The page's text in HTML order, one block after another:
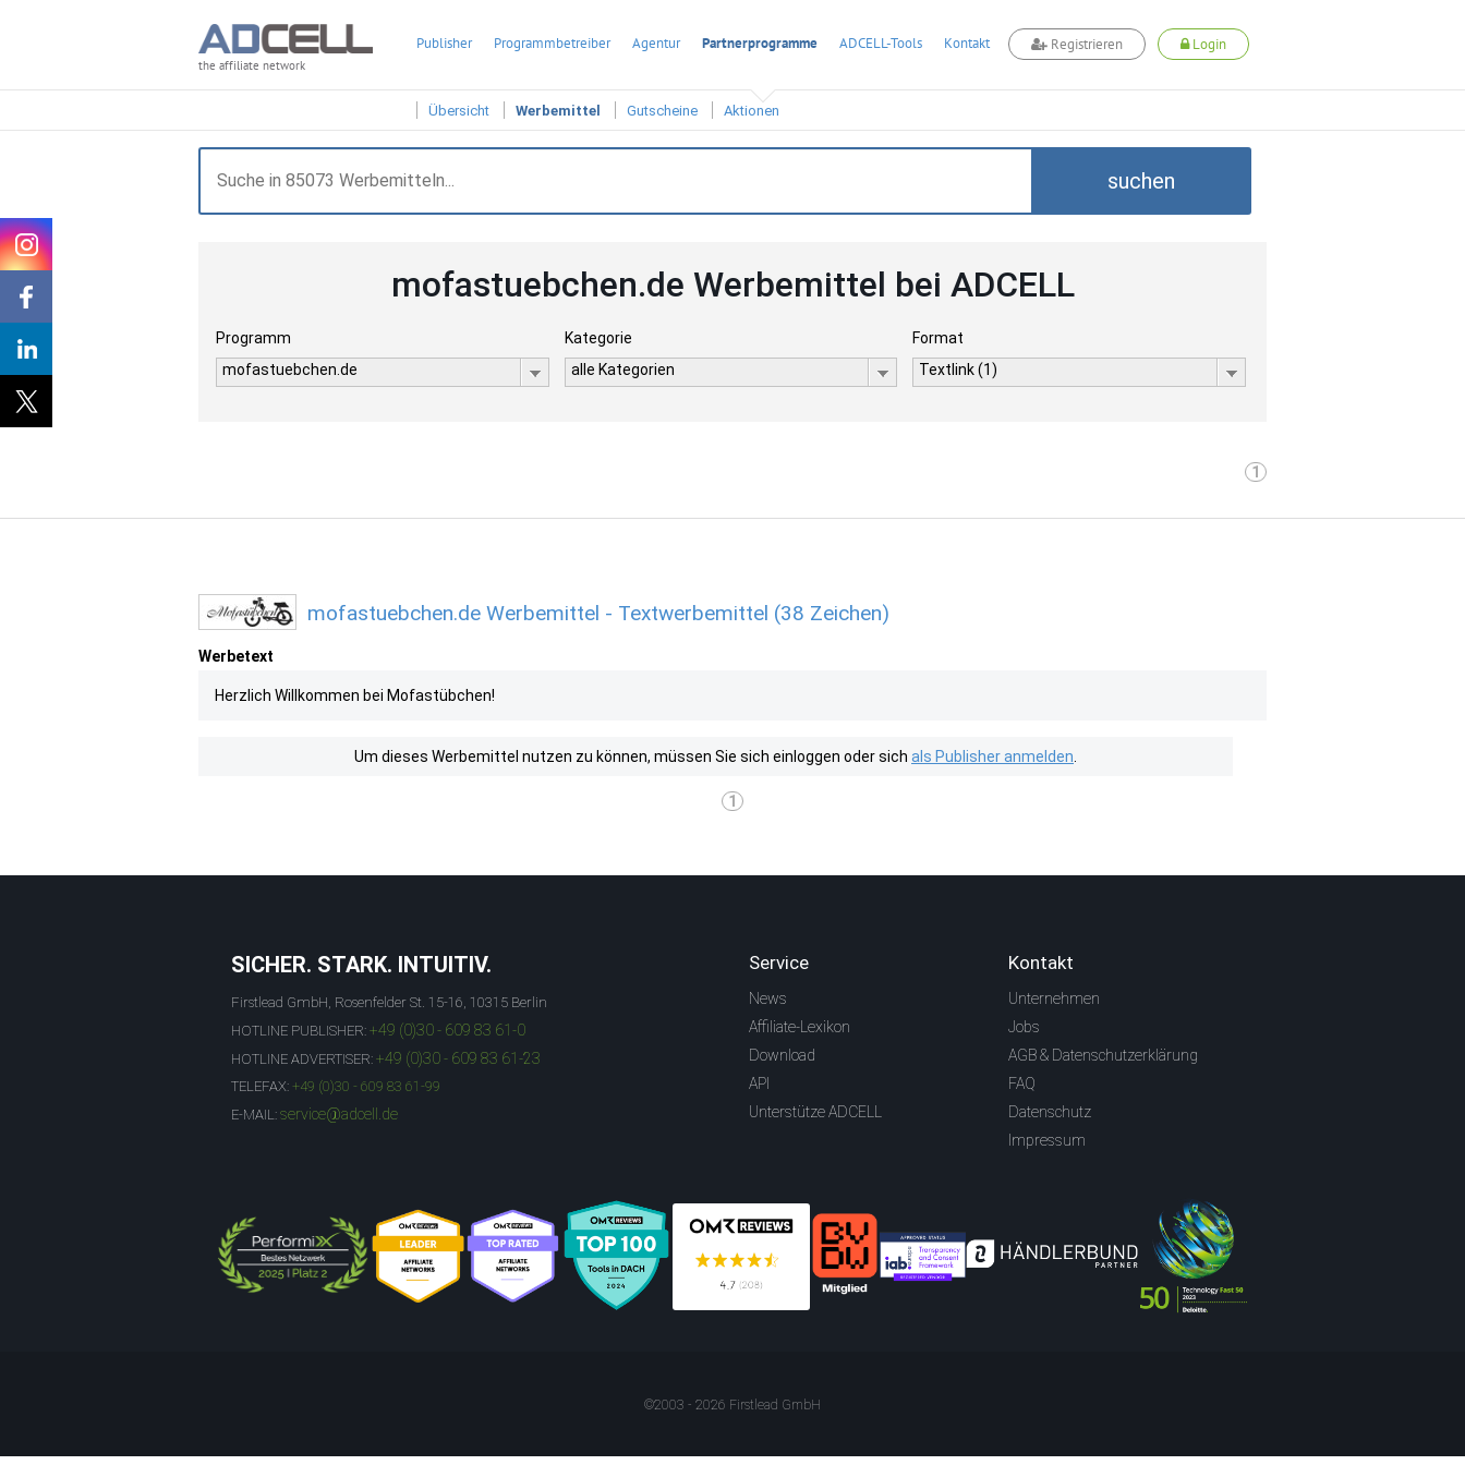
the affiliate network
Publisher Programmbetreiber Agentur Partnerprogramme ADCELL-Tools Kontakt Registrieren Login
Übersicht Werbemittel Gutscheine Aktionen
suchen
mofastuebchen.de Werbemittel bei ADCELL
Programm
mofastuebchen.de
Kategorie
alle Kategorien
Format
Textlink (1)
1
mofastuebchen.de Werbemittel - Textwerbemittel (38 Zeichen)
Werbetext
Herzlich Willkommen bei Mofastübchen!
Um dieses Werbemittel nutzen zu können, müssen Sie sich einloggen oder sich als Publisher anmelden
1
SICHER. STARK. INTUITIV.
Firstlead GmbH, Rosenfelder St. 15-16, 10315 Berlin
HOTLINE PUBLISHER: +49 (0)30 - 609 83 61-0
HOTLINE ADVERTISER: +49 (0)30 - 609 83 61-23
TELEFAX: +49 (0)30 - 609 83 61-99
E-MAIL: service@adcell.de
Service
News
Affiliate-Lexikon
Download
API
Unterstütze ADCELL
Kontakt
Unternehmen
Jobs
AGB & Datenschutzerklärung
FAQ
Datenschutz
Impressum
©2003 - 2026 Firstlead GmbH